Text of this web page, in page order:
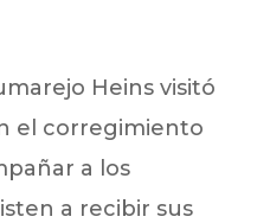
Heins visitó
el corregimiento
a los
a recibir sus